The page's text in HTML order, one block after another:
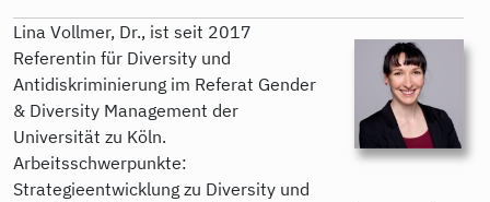
Lina Vollmer, Dr., ist seit 2017
Referentin für Diversity und
Antidiskriminierung im Referat Gender
& Diversity Management der
Universität zu Köln.
Arbeitsschwerpunkte:
Strategieentwicklung zu Diversity und